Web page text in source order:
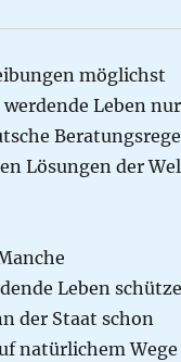
möglichst
Leben nur
Lösungen der
Leben
der Staat schon
natürlichem Wege